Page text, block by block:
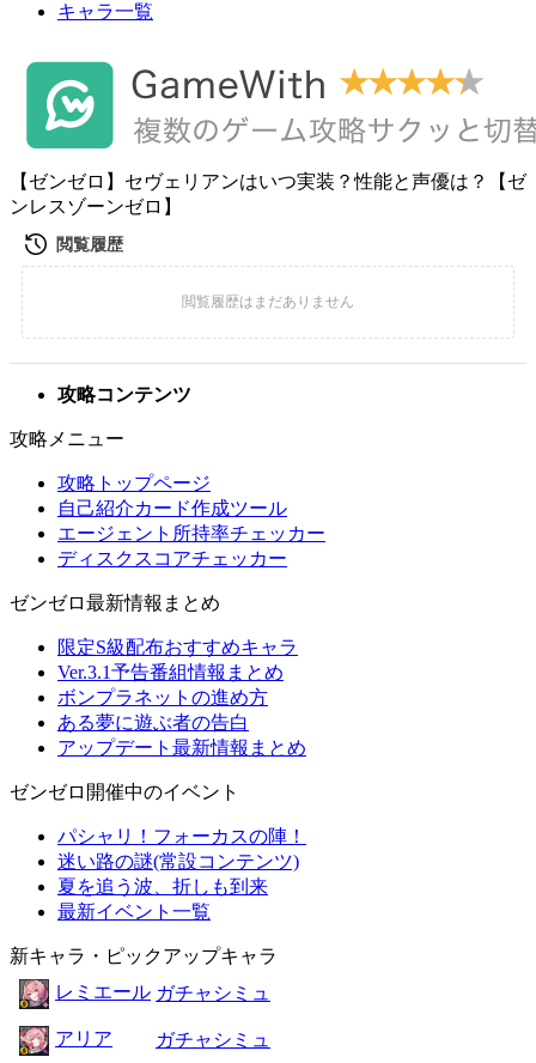
キャラ一覧
【ゼンゼロ】セヴェリアンはいつ実装？性能と声優は？【ゼ
ンレスゾーンゼロ】
攻略コンテンツ
攻略メニュー
攻略トップページ
自己紹介カード作成ツール
エージェント所持率チェッカー
ディスクスコアチェッカー
ゼンゼロ最新情報まとめ
限定S級配布おすすめキャラ
Ver.3.1予告番組情報まとめ
ボンプラネットの進め方
ある夢に遊ぶ者の告白
アップデート最新情報まとめ
ゼンゼロ開催中のイベント
パシャリ！フォーカスの陣！
迷い路の謎(常設コンテンツ)
夏を追う波、折しも到来
最新イベント一覧
新キャラ・ピックアップキャラ
レミエール ガチャシミュ
アリア ガチャシミュ